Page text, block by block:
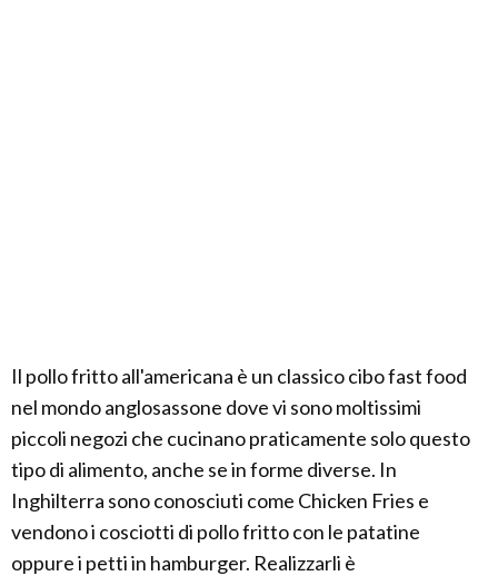
Il pollo fritto all'americana è un classico cibo fast food
nel mondo anglosassone dove vi sono moltissimi
piccoli negozi che cucinano praticamente solo questo
tipo di alimento, anche se in forme diverse. In
Inghilterra sono conosciuti come Chicken Fries e
vendono i cosciotti di pollo fritto con le patatine
oppure i petti in hamburger. Realizzarli è